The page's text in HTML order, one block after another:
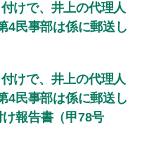
けで、井上の代理人
4民事部は係に郵送し
けで、井上の代理人
4民事部は係に郵送し
報告書（甲78号